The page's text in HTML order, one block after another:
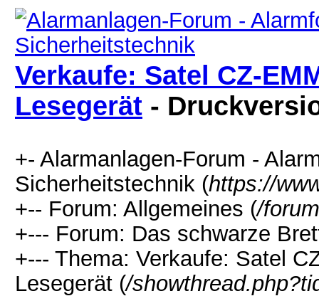
Verkaufe: Satel CZ-
Lesegerät -
+- Alarmanlagen-Forum -
Sicherheitstechnik (https://
+-- Forum: Allgemeines (/
+--- Forum: Das schwarze
+--- Thema: Verkaufe: Satel
Lesegerät (/